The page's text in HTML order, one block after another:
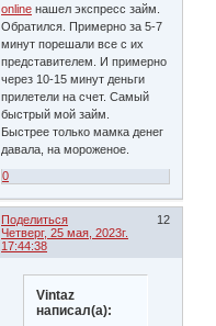
online нашел экспресс займ.
Обратился. Примерно за 5-7
минут порешали все с их
представителем. И примерно
через 10-15 минут деньги
прилетели на счет. Самый
быстрый мой займ.
Быстрее только мамка денег
давала, на мороженое.
0
Поделиться
12
Четверг, 25 мая, 2023г.
17:44:38
Vintaz
написал(а):